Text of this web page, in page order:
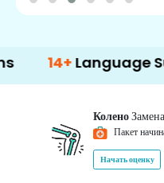
Language Support
КоленоЗамена
Пакет
Начать оценку